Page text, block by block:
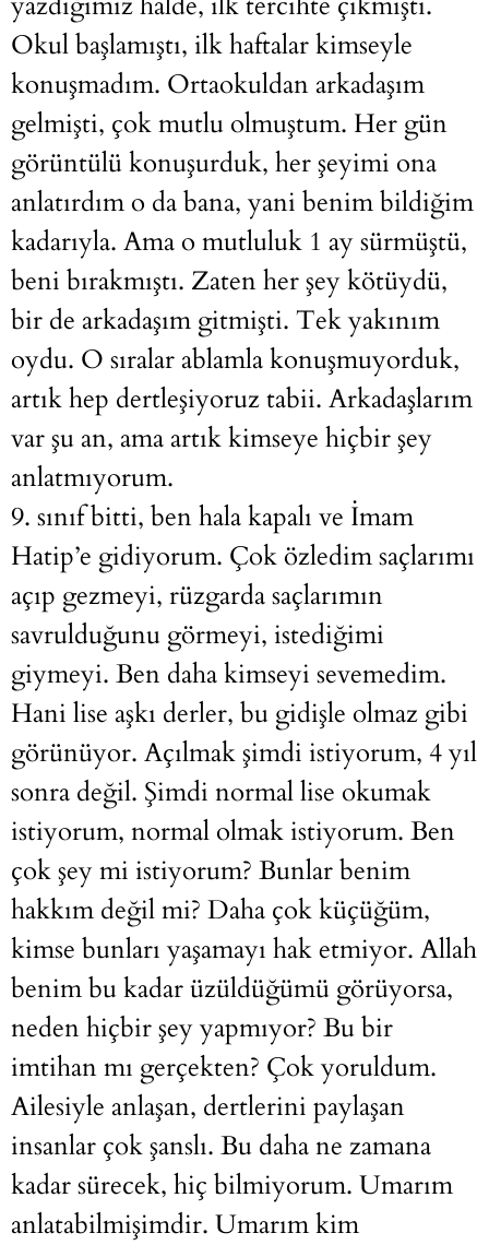
Okul başlamıştı, ilk haftalar kimseyle
konuşmadım. Ortaokuldan arkadaşım
gelmişti, çok mutlu olmuştum. Her gün
görüntülü konuşurduk, her şeyimi ona
anlatırdım o da bana, yani benim bildiğim
kadarıyla. Ama o mutluluk 1 ay sürmüştü,
beni bırakmıştı. Zaten her şey kötüydü,
bir de arkadaşım gitmişti. Tek yakınım
oydu. O sıralar ablamla konuşmuyorduk,
artık hep dertleşiyoruz tabii. Arkadaşlarım
var şu an, ama artık kimseye hiçbir şey
anlatmıyorum.
9. sınıf bitti, ben hala kapalı ve İmam
Hatip’e gidiyorum. Çok özledim saçlarımı
açıp gezmeyi, rüzgarda saçlarımın
savrulduğunu görmeyi, istediğimi
giymeyi. Ben daha kimseyi sevemedim.
Hani lise aşkı derler, bu gidişle olmaz gibi
görünüyor. Açılmak şimdi istiyorum, 4 yıl
sonra değil. Şimdi normal lise okumak
istiyorum, normal olmak istiyorum. Ben
çok şey mi istiyorum? Bunlar benim
hakkım değil mi? Daha çok küçüğüm,
kimse bunları yaşamayı hak etmiyor. Allah
benim bu kadar üzüldüğümü görüyorsa,
neden hiçbir şey yapmıyor? Bu bir
imtihan mı gerçekten? Çok yoruldum.
Ailesiyle anlaşan, dertlerini paylaşan
insanlar çok şanslı. Bu daha ne zamana
kadar sürecek, hiç bilmiyorum. Umarım
anlatabilmişimdir. Umarım kim